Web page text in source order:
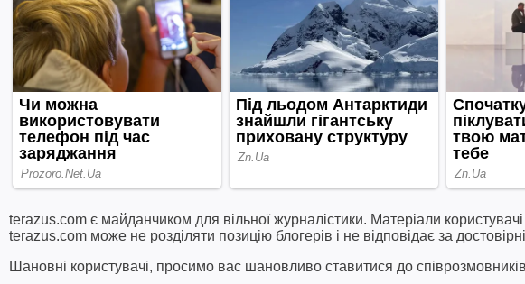
terazus.com є майданчиком для вільної журналістики. Матеріали
terazus.com може не розділяти позицію блогерів і не відповідає за
Шановні користувачі, просимо вас шановливо ставитися до